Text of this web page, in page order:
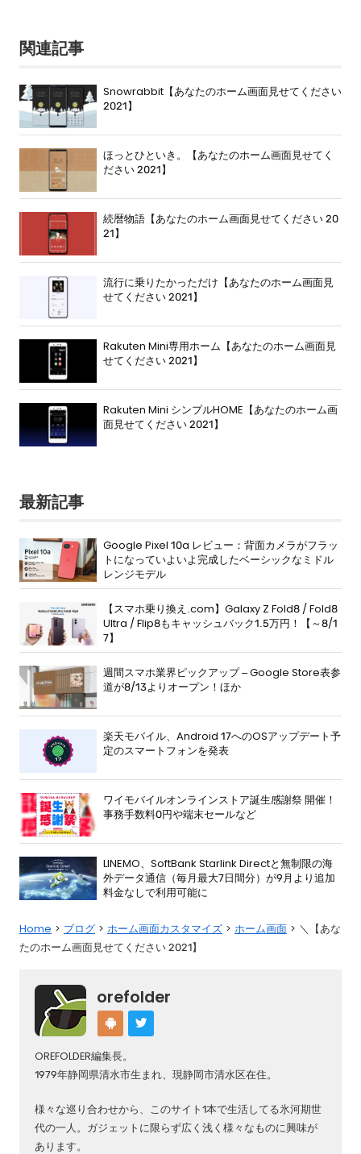
関連記事
Snowrabbit【あなたのホーム画面見せてください
2021】
ほっとひといき。【あなたのホーム画面見せてく
ださい 2021】
続暦物語【あなたのホーム画面見せてください 20
21】
流行に乗りたかっただけ【あなたのホーム画面見
せてください 2021】
Rakuten Mini専用ホーム【あなたのホーム画面見
せてください 2021】
Rakuten Mini シンプルHOME【あなたのホーム画
面見せてください 2021】
最新記事
Google Pixel 10a レビュー：背面カメラがフラッ
トになっていよいよ完成したベーシックなミドル
レンジモデル
【スマホ乗り換え.com】Galaxy Z Fold8 / Fold8
Ultra / Flip8もキャッシュバック1.5万円！【～8/1
7】
週間スマホ業界ピックアップ – Google Store表参
道が8/13よりオープン！ほか
楽天モバイル、Android 17へのOSアップデート予
定のスマートフォンを発表
ワイモバイルオンラインストア誕生感謝祭 開催！
事務手数料0円や端末セールなど
LINEMO、SoftBank Starlink Directと無制限の海
外データ通信（毎月最大7日間分）が9月より追加
料金なしで利用可能に
Home ブログ ホーム画面カスタマイズ ホーム画面
＼【あな
たのホーム画面見せてください 2021】
orefolder
OREFOLDER編集長。
1979年静岡県清水市生まれ、現静岡市清水区在住。
様々な巡り合わせから、このサイト1本で生活してる氷河期世
代の一人。ガジェットに限らず広く浅く様々なものに興味が
あります。